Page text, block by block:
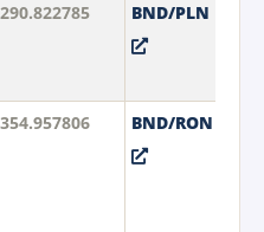
290.822785 BND/PLN
354.957806 BND/RON